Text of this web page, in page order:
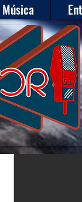
Música